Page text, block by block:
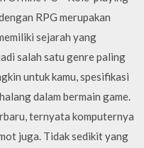
RPG merupakan
sejarah yang
salah satu genre paling
untuk kamu, spesifikasi
dalam bermain game.
ternyata komputernya
juga. Tidak sedikit yang